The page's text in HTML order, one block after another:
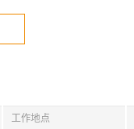
工作地点